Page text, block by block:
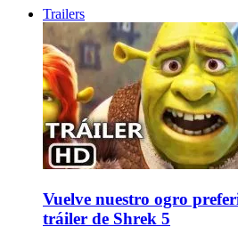
Trailers
Vuelve nuestro ogro
tráiler de Shrek 5